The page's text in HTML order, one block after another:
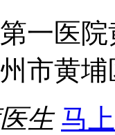
一医
市黄埔
生 马